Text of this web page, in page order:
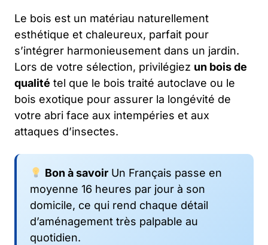
Le bois est un matériau naturellement
esthétique et chaleureux, parfait pour
s’intégrer harmonieusement dans un jardin.
Lors de votre sélection, privilégiez un bois de
qualité tel que le bois traité autoclave ou le
bois exotique pour assurer la longévité de
votre abri face aux intempéries et aux
attaques d’insectes.
Bon à savoirUn Français passe en
moyenne 16 heures par jour à son
domicile, ce qui rend chaque détail
d’aménagement très palpable au
quotidien.